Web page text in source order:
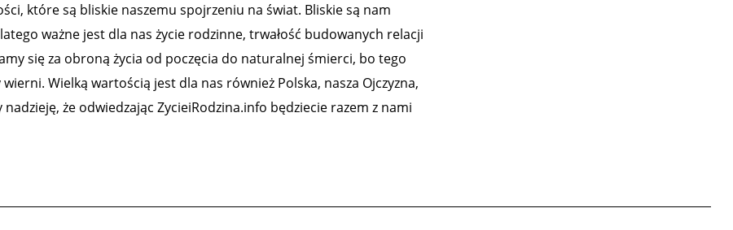
które są bliskie naszemu spojrzeniu na świat. Bliskie są nam
ważne jest dla nas życie rodzinne, trwałość budowanych relacji
się za obroną życia od poczęcia do naturalnej śmierci, bo tego
wierni. Wielką wartością jest dla nas również Polska, nasza Ojczyzna,
że odwiedzając ZycieiRodzina.info będziecie razem z nami